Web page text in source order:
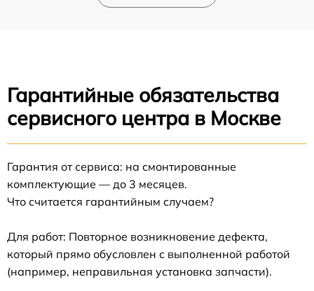
Гарантийные обязательства
сервисного центра в Москве
Гарантия от сервиса: на смонтированные
комплектующие — до 3 месяцев.
Что считается гарантийным случаем?
Для работ: Повторное возникновение дефекта,
который прямо обусловлен с выполненной работой
(например, неправильная установка запчасти).